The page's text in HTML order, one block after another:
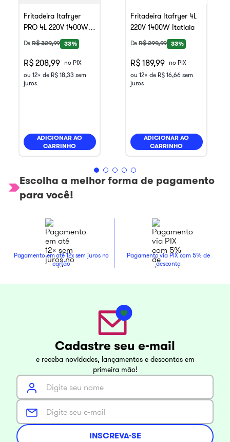
Fritadeira Itafryer
PRO 4L 220V 1400W
Itatiaia
DeR$329,99 33%
R$ 208,99
no PIX
ou 12x de R$ 18,33 sem
juros
ADICIONAR AO
CARRINHO
Fritadeira Itafryer 4L
220V 1400W Itatiaia
DeR$299,99 33%
R$ 189,99
no PIX
ou 12x de R$ 16,66 sem
juros
ADICIONAR AO
CARRINHO
Escolha a melhor forma de pagamento
para você!
Pagamento em até 12x sem juros no
cartão
Pagamento via PIX com 5% de
desconto
Cadastre seu e-mail
e receba novidades, lançamentos e descontos em
primeira mão!
INSCREVA-SE